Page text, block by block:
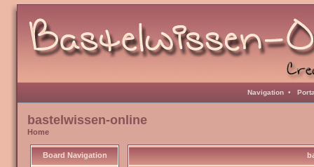
Navigation •
bastelwissen-online
Home
Board Navigation